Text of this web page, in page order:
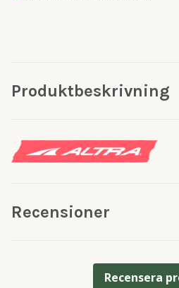
Produktbeskrivning
Recensioner
Recensera